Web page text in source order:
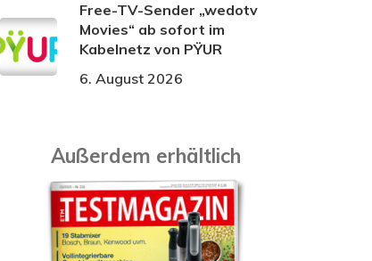
Free-TV-Sender „wedotv
Movies“ ab sofort im
Kabelnetz von PŸUR
6. August 2026
Außerdem erhältlich